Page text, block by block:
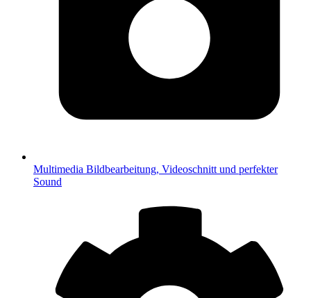
Multimedia Bildbearbeitung, Videoschnitt und perfekter
Sound